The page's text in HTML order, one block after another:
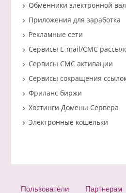
Обменники электронной
Приложения для заработка
Рекламные сети
Сервисы E-mail/СМС
Сервисы СМС активации
Сервисы сокращения
Фриланс биржи
Хостинги Домены Сервера
Электронные кошельки
Пользователи Партнерам